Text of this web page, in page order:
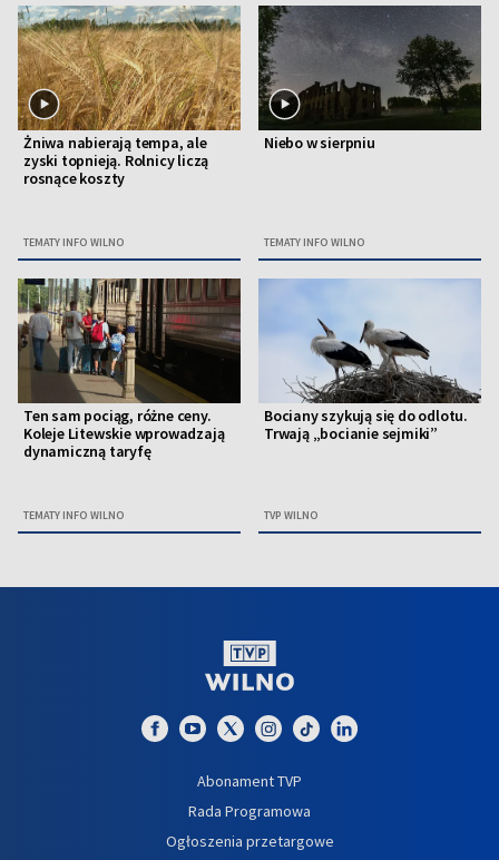
Żniwa nabierają tempa, ale
zyski topnieją. Rolnicy liczą
rosnące koszty
TEMATY INFO WILNO
Niebo w sierpniu
TEMATY INFO WILNO
Ten sam pociąg, różne ceny.
Koleje Litewskie wprowadzają
dynamiczną taryfę
TEMATY INFO WILNO
Bociany szykują się do odlotu.
Trwają „bocianie sejmiki”
TVP WILNO
Abonament TVP
Rada Programowa
Ogłoszenia przetargowe